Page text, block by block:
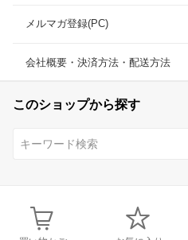
メルマガ登録(PC)
会社概要・決済方法・配送方法
このショップから探す